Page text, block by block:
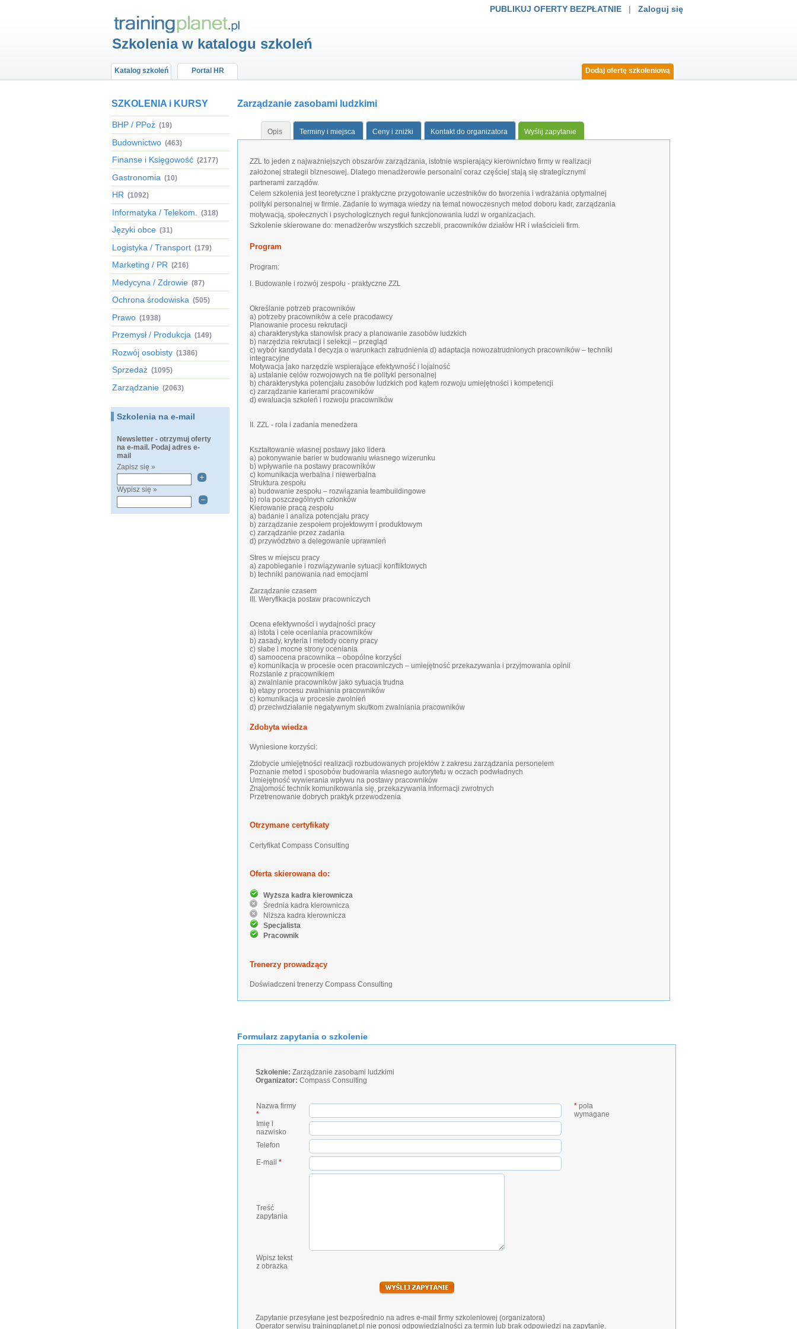
PUBLIKUJ OFERTY BEZPŁATNIE | Zaloguj się
Szkolenia w katalogu szkoleń
Katalog szkoleń Dodaj ofertę szkoleniową
Portal HR
SZKOLENIA i KURSY
BHP / PPoż (19)
Budownictwo (463)
Finanse i Księgowość (2177)
Gastronomia (10)
HR (1092)
Informatyka / Telekom. (318)
Języki obce (31)
Logistyka / Transport (179)
Marketing / PR (216)
Medycyna / Zdrowie (87)
Ochrona środowiska (505)
Prawo (1938)
Przemysł / Produkcja (149)
Rozwój osobisty (1386)
Sprzedaż (1095)
Zarządzanie (2063)
Szkolenia na e-mail
Newsletter - otrzymuj oferty
na e-mail. Podaj adres e-
mail
Zapisz się »
Wypisz się »
Zarządzanie zasobami ludzkimi
Opis Terminy i miejsca Ceny i zniżki Kontakt do organizatora Wyślij zapytanie
ZZL to jeden z najważniejszych obszarów zarządzania, istotnie wspierający kierownictwo firmy w realizacji
założonej strategii biznesowej. Dlatego menadżerowie personalni coraz częściej stają się strategicznymi
partnerami zarządów.
Celem szkolenia jest teoretyczne i praktyczne przygotowanie uczestników do tworzenia i wdrażania optymalnej
polityki personalnej w firmie. Zadanie to wymaga wiedzy na temat nowoczesnych metod doboru kadr, zarządzania
motywacją, społecznych i psychologicznych reguł funkcjonowania ludzi w organizacjach.
Szkolenie skierowane do: menadżerów wszystkich szczebli, pracowników działów HR i właścicieli firm.
Program
Program:
I. Budowanie i rozwój zespołu - praktyczne ZZL
Określanie potrzeb pracowników
a) potrzeby pracowników a cele pracodawcy
Planowanie procesu rekrutacji
a) charakterystyka stanowisk pracy a planowanie zasobów ludzkich
b) narzędzia rekrutacji i selekcji – przegląd
c) wybór kandydata i decyzja o warunkach zatrudnienia d) adaptacja nowozatrudnionych pracowników – techniki
integracyjne
Motywacja jako narzędzie wspierające efektywność i lojalność
a) ustalanie celów rozwojowych na tle polityki personalnej
b) charakterystyka potencjału zasobów ludzkich pod kątem rozwoju umiejętności i kompetencji
c) zarządzanie karierami pracowników
d) ewaluacja szkoleń i rozwoju pracowników
II. ZZL - rola i zadania menedżera
Kształtowanie własnej postawy jako lidera
a) pokonywanie barier w budowaniu własnego wizerunku
b) wpływanie na postawy pracowników
c) komunikacja werbalna i niewerbalna
Struktura zespołu
a) budowanie zespołu – rozwiązania teambuildingowe
b) rola poszczególnych członków
Kierowanie pracą zespołu
a) badanie i analiza potencjału pracy
b) zarządzanie zespołem projektowym i produktowym
c) zarządzanie przez zadania
d) przywództwo a delegowanie uprawnień
Stres w miejscu pracy
a) zapobieganie i rozwiązywanie sytuacji konfliktowych
b) techniki panowania nad emocjami
Zarządzanie czasem
III. Weryfikacja postaw pracowniczych
Ocena efektywności i wydajności pracy
a) istota i cele oceniania pracowników
b) zasady, kryteria i metody oceny pracy
c) słabe i mocne strony oceniania
d) samoocena pracownika – obopólne korzyści
e) komunikacja w procesie ocen pracowniczych – umiejętność przekazywania i przyjmowania opinii
Rozstanie z pracownikiem
a) zwalnianie pracowników jako sytuacja trudna
b) etapy procesu zwalniania pracowników
c) komunikacja w procesie zwolnień
d) przeciwdziałanie negatywnym skutkom zwalniania pracowników
Zdobyta wiedza
Wyniesione korzyści:
Zdobycie umiejętności realizacji rozbudowanych projektów z zakresu zarządzania personelem
Poznanie metod i sposobów budowania własnego autorytetu w oczach podwładnych
Umiejętność wywierania wpływu na postawy pracowników
Znajomość technik komunikowania się, przekazywania informacji zwrotnych
Przetrenowanie dobrych praktyk przewodzenia
Otrzymane certyfikaty
Certyfikat Compass Consulting
Oferta skierowana do:
Wyższa kadra kierownicza
Średnia kadra kierownicza
Niższa kadra kierownicza
Specjalista
Pracownik
Trenerzy prowadzący
Doświadczeni trenerzy Compass Consulting
Formularz zapytania o szkolenie
Szkolenie: Zarządzanie zasobami ludzkimi
Organizator: Compass Consulting
Nazwa firmy
*
* pola
wymagane
Imię i
nazwisko
Telefon
E-mail *
Treść
zapytania
Wpisz tekst
z obrazka
Zapytanie przesyłane jest bezpośrednio na adres e-mail firmy szkoleniowej (organizatora)
Operator serwisu trainingplanet.pl nie ponosi odpowiedzialności za termin lub brak odpowiedzi na zapytanie.